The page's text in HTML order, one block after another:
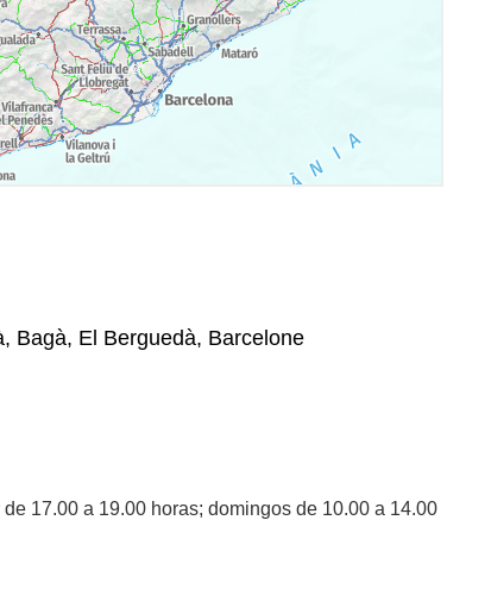
Bagà, El Berguedà, Barcelone
17.00 a 19.00 horas; domingos de 10.00 a 14.00